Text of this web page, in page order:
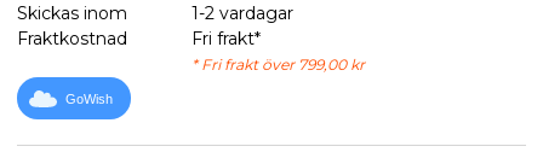
Skickas inom
1-2 vardagar
Fraktkostnad
Fri frakt*
* Fri frakt över 799,00 kr
GoWish